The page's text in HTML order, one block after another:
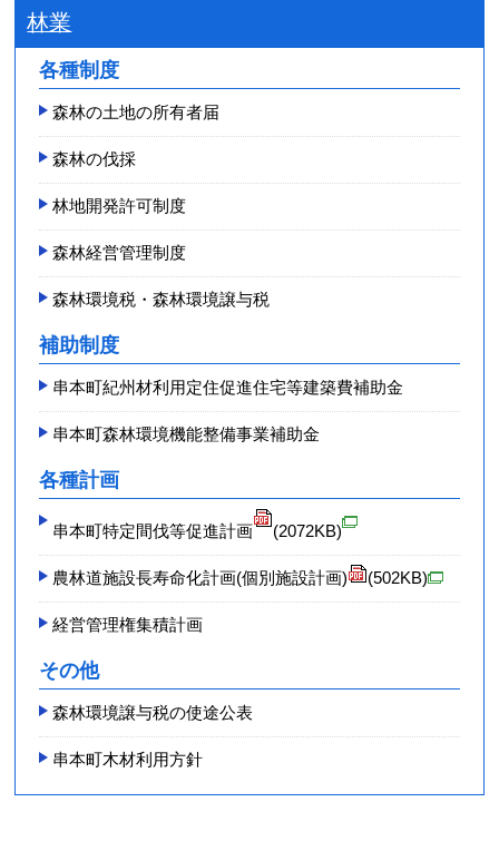
林業
各種制度
森林の土地の所有者届
森林の伐採
林地開発許可制度
森林経営管理制度
森林環境税・森林環境譲与税
補助制度
串本町紀州材利用定住促進住宅等建築費補助金
串本町森林環境機能整備事業補助金
各種計画
串本町特定間伐等促進計画 (2072KB)
農林道施設長寿命化計画(個別施設計画) (502KB)
経営管理権集積計画
その他
森林環境譲与税の使途公表
串本町木材利用方針